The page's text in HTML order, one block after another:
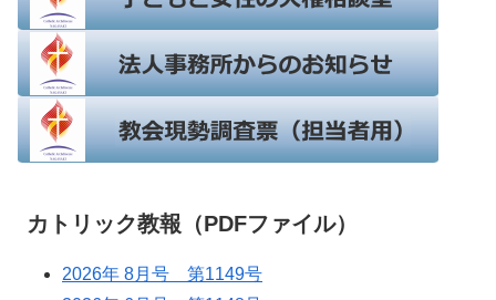
カトリック教報（PDFファイル）
2026年 8月号 第1149号